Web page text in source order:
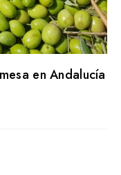
en Andalucía